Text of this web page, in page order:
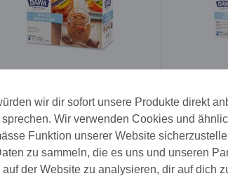
160 g
CHF 102.75
wir dir sofort unsere Produkte direkt
Wir verwenden Cookies und
Funktion unserer Website
zu sammeln, die es uns und unseren
auf der Website zu analysieren, dir auf dich